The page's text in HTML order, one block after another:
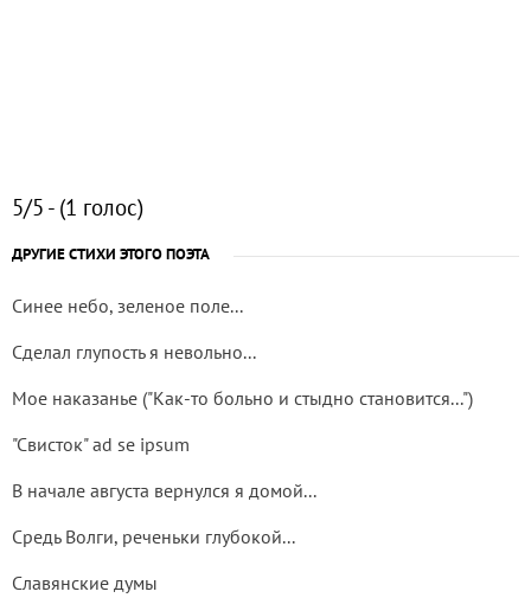
5/5 - (1 голос)
ДРУГИЕ СТИХИ ЭТОГО ПОЭТА
Синее небо, зеленое поле...
Сделал глупость я невольно...
Мое наказанье ("Как-то больно и стыдно становится...")
"Свисток" ad se ipsum
В начале августа вернулся я домой...
Средь Волги, реченьки глубокой...
Славянские думы